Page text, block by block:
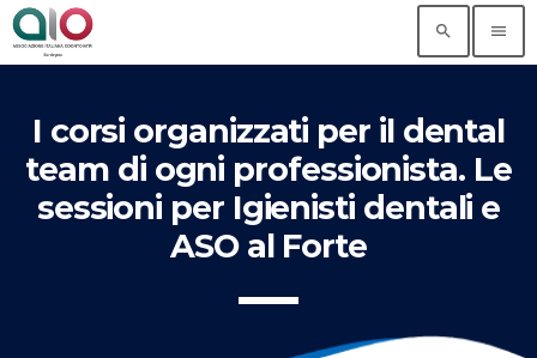
search menu
I corsi organizzati per il dental
team di ogni professionista. Le
sessioni per Igienisti dentali e
ASO al Forte